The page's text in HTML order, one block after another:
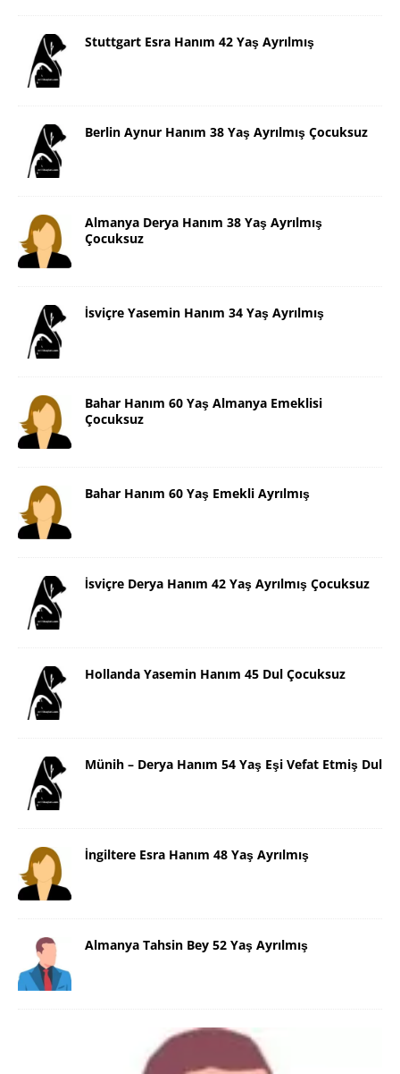
Stuttgart Esra Hanım 42 Yaş Ayrılmış
Berlin Aynur Hanım 38 Yaş Ayrılmış Çocuksuz
Almanya Derya Hanım 38 Yaş Ayrılmış
Çocuksuz
İsviçre Yasemin Hanım 34 Yaş Ayrılmış
Bahar Hanım 60 Yaş Almanya Emeklisi
Çocuksuz
Bahar Hanım 60 Yaş Emekli Ayrılmış
İsviçre Derya Hanım 42 Yaş Ayrılmış Çocuksuz
Hollanda Yasemin Hanım 45 Dul Çocuksuz
Münih – Derya Hanım 54 Yaş Eşi Vefat Etmiş Dul
İngiltere Esra Hanım 48 Yaş Ayrılmış
Almanya Tahsin Bey 52 Yaş Ayrılmış